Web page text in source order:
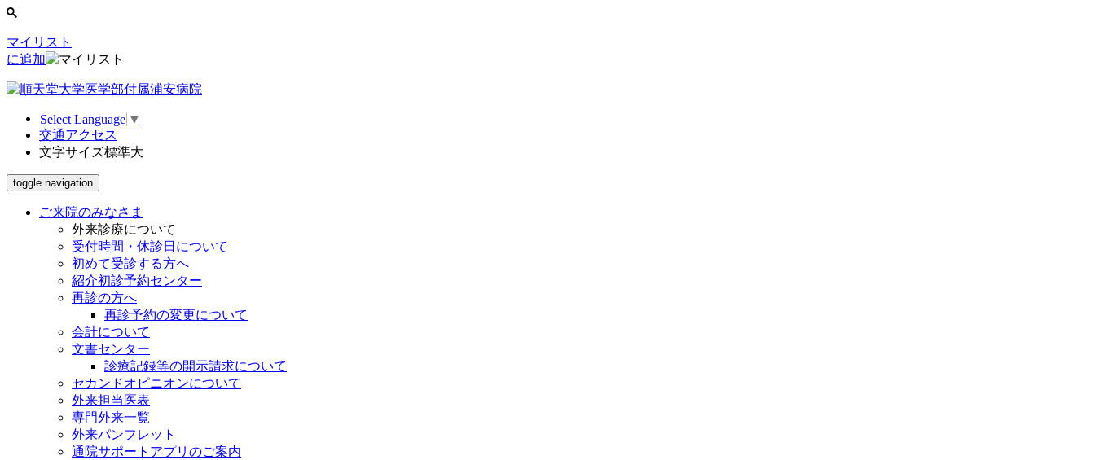
マイリスト
に追加
Select Language ▼
交通アクセス
文字サイズ標準大
toggle navigation
ご来院のみなさま
外来診療について
受付時間・休診日について
初めて受診する方へ
紹介初診予約センター
再診の方へ
再診予約の変更について
会計について
文書センター
診療記録等の開示請求について
セカンドオピニオンについて
外来担当医表
専門外来一覧
外来パンフレット
通院サポートアプリのご案内